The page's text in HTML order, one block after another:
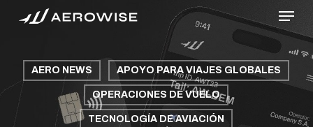
content
Menu
AERO NEWS APOYO PARA VIAJES GLOBALES
OPERACIONES DE VUELO
TECNOLOGÍA DE AVIACIÓN